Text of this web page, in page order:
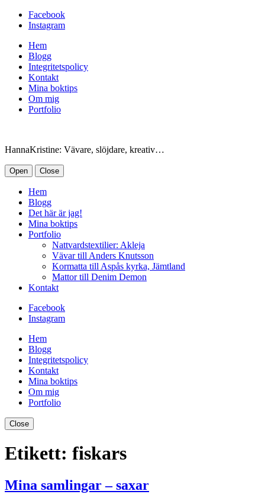
Facebook
Instagram
Hem
Blogg
Integritetspolicy
Kontakt
Mina boktips
Om mig
Portfolio
HannaKristine: Vävare, slöjdare, kreativ…
Open Close
Hem
Blogg
Det här är jag!
Mina boktips
Portfolio
Nattvardstextilier: Akleja
Vävar till Anders Knutsson
Kormatta till Aspås kyrka, Jämtland
Mattor till Denim Demon
Kontakt
Facebook
Instagram
Hem
Blogg
Integritetspolicy
Kontakt
Mina boktips
Om mig
Portfolio
Close
Etikett: fiskars
Mina samlingar – saxar